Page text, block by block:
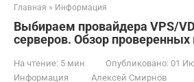
Главная » Информация
Выбираем провайдера VPS/
серверов. Обзор проверенных
На чтение: 5 мин Опубликовано: 01
Информация
Алексей Смирнов